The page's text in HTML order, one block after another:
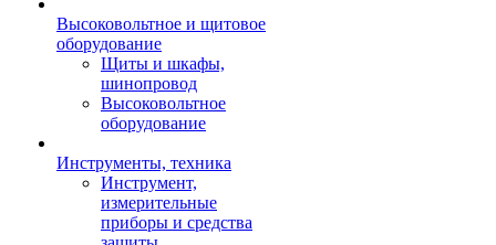
Высоковольтное и щитовое
оборудование
Щиты и шкафы,
шинопровод
Высоковольтное
оборудование
Инструменты, техника
Инструмент,
измерительные
приборы и средства